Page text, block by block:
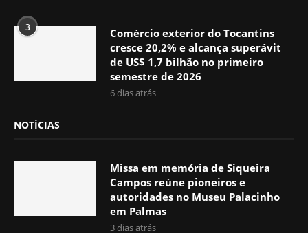
3
Comércio exterior do Tocantins
cresce 20,2% e alcança superávit
de US$ 1,7 bilhão no primeiro
semestre de 2026
6 dias atrás
NOTÍCIAS
Missa em memória de Siqueira
Campos reúne pioneiros e
autoridades no Museu Palacinho
em Palmas
3 dias atrás